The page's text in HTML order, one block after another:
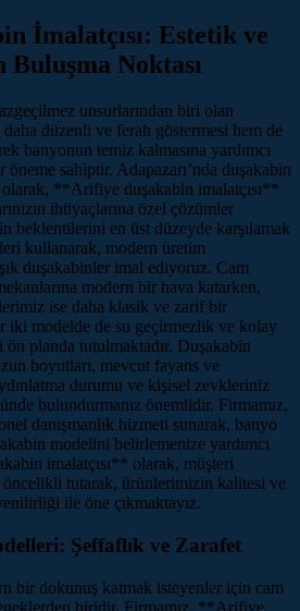
İmalatçısı: Estetik ve
Noktası
unsurlarından biri olan
daha düzenli ve ferah göstermesi hem de
banyonun temiz kalmasına yardımcı
öneme sahiptir. Adapazarı’nda duşakabin
**Arifiye duşakabin imalatçısı**
ihtiyaçlarına özel çözümler
beklentilerini en üst düzeyde karşılamak
kullanarak, modern üretim
duşakabinler imal ediyoruz. Cam
modern bir hava katarken,
ise daha klasik ve zarif bir
iki modelde de su geçirmezlik ve kolay
planda tutulmaktadır. Duşakabin
boyutları, mevcut fayans ve
durumu ve kişisel zevkleriniz
bulundurmanız önemlidir. Firmamız,
danışmanlık hizmeti sunarak, banyo
modelini belirlemenize yardımcı
imalatçısı** olarak, müşteri
tutarak, ürünlerimizin kalitesi ve
ile öne çıkmaktayız.
Şeffaflık ve Zarafet
bir dokunuş katmak isteyenler için cam
biridir. Firmamız, **Arifiye